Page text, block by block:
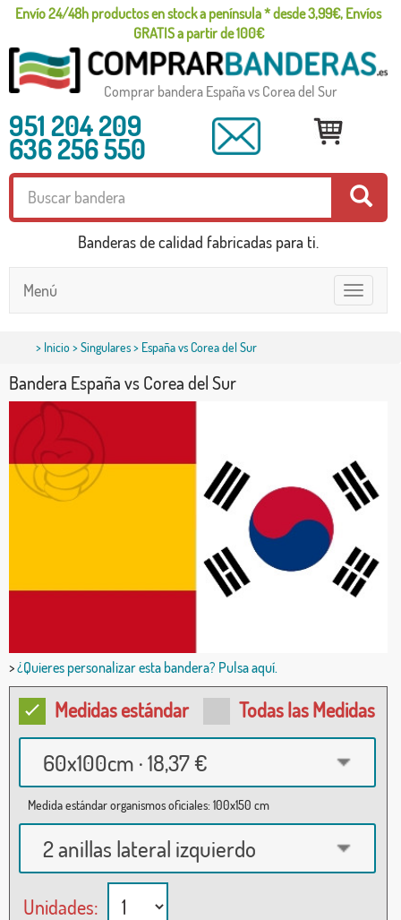
Envío 24/48h productos en stock a península * desde 3,99€, Envíos
GRATIS a partir de 100€
Comprar bandera España vs Corea del Sur
951 204 209
636 256 550
Banderas de calidad fabricadas para ti.
Toggle
navigation
Menú
> Inicio>Singulares> España vs Corea del Sur
Bandera España vs Corea del Sur
>¿Quieres personalizar esta bandera? Pulsa aquí.
Medidas estándar Todas las Medidas
60x100cm · 18,37 €
Medida estándar organismos oficiales: 100x150 cm
2 anillas lateral izquierdo
Unidades: